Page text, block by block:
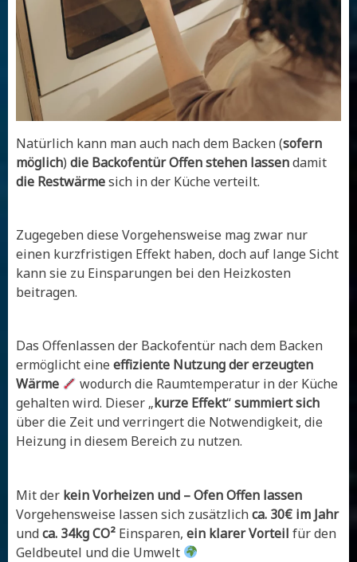
Natürlich kann man auch nach dem Backen (sofern
möglich) die Backofentür Offen stehen lassendamit
die Restwärmesich in der Küche verteilt.
Zugegeben diese Vorgehensweise mag zwar nur
einen kurzfristigen Effekt haben, doch auf lange Sicht
kann sie zu Einsparungen bei den Heizkosten
beitragen.
Das Offenlassen der Backofentür nach dem Backen
ermöglicht eine effiziente Nutzung der erzeugten
Wärme
wodurch die Raumtemperatur in der Küche
gehalten wird. Dieser „kurze Effekt“summiert sich
über die Zeit und verringert die Notwendigkeit, die
Heizung in diesem Bereich zu nutzen.
Mit der kein Vorheizen und – Ofen Offen lassen
Vorgehensweise lassen sich zusätzlichca. 30€ im Jahr
undca. 34kg CO² Einsparen, ein klarer Vorteil für den
Geldbeutel und die Umwelt